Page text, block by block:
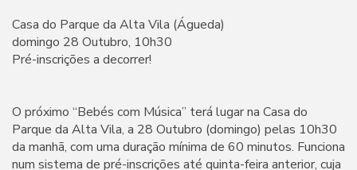
Casa do Parque da Alta Vila (Águeda)
domingo 28 Outubro, 10h30
Pré-inscrições a decorrer!
O próximo “Bebés com Música” terá lugar na Casa do
Parque da Alta Vila, a 28 Outubro (domingo) pelas 10h30
da manhã, com uma duração mínima de 60 minutos. Funciona
num sistema de pré-inscrições até quinta-feira anterior, cuja